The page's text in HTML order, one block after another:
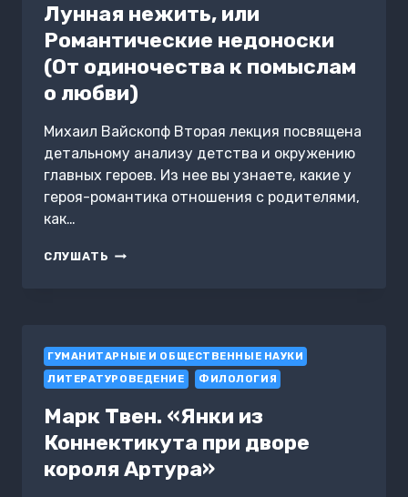
Лунная нежить, или
Романтические недоноски
(От одиночества к помыслам
о любви)
Михаил Вайскопф Вторая лекция посвящена
детальному анализу детства и окружению
главных героев. Из нее вы узнаете, какие у
героя-романтика отношения с родителями,
как…
СЛУШАТЬ ЛУННАЯ
ОДИНОЧЕСТВА
К
ПОМЫСЛАМ
О
ЛЮБВИ)
ГУМАНИТАРНЫЕ И ОБЩЕСТВЕННЫЕ НАУКИ
ЛИТЕРАТУРОВЕДЕНИЕ
ФИЛОЛОГИЯ
Марк Твен. «Янки из
Коннектикута при дворе
короля Артура»